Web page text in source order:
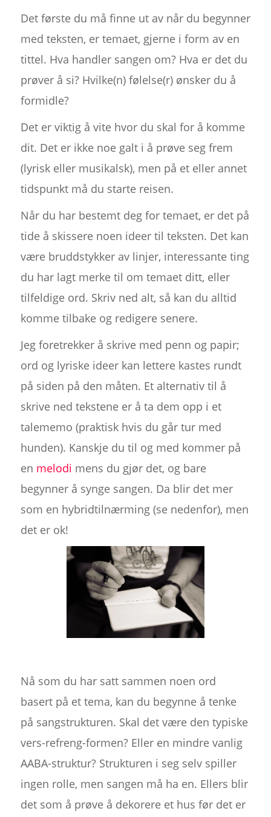
Det første du må finne ut av når du begynner
med teksten, er temaet, gjerne i form av en
tittel. Hva handler sangen om? Hva er det du
prøver å si? Hvilke(n) følelse(r) ønsker du å
formidle?
Det er viktig å vite hvor du skal for å komme
dit. Det er ikke noe galt i å prøve seg frem
(lyrisk eller musikalsk), men på et eller annet
tidspunkt må du starte reisen.
Når du har bestemt deg for temaet, er det på
tide å skissere noen ideer til teksten. Det kan
være bruddstykker av linjer, interessante ting
du har lagt merke til om temaet ditt, eller
tilfeldige ord. Skriv ned alt, så kan du alltid
komme tilbake og redigere senere.
Jeg foretrekker å skrive med penn og papir;
ord og lyriske ideer kan lettere kastes rundt
på siden på den måten. Et alternativ til å
skrive ned tekstene er å ta dem opp i et
talememo (praktisk hvis du går tur med
hunden). Kanskje du til og med kommer på
en melodi mens du gjør det, og bare
begynner å synge sangen. Da blir det mer
som en hybridtilnærming (se nedenfor), men
det er ok!
Nå som du har satt sammen noen ord
basert på et tema, kan du begynne å tenke
på sangstrukturen. Skal det være den typiske
vers-refreng-formen? Eller en mindre vanlig
AABA-struktur? Strukturen i seg selv spiller
ingen rolle, men sangen må ha en. Ellers blir
det som å prøve å dekorere et hus før det er